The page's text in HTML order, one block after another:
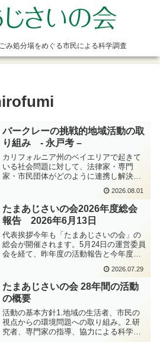
み処分場をめぐる市民による科学調査
バークレーの挑戦的地域活動の取
り組み - 永戸考 –
カリフォルニア州のベイエリアで起きて
いる社会問題に対して、法律家・専門
家・市民団体がどのように連携し解決し
て行くのか、永戸考さんが実際に関わっ
た記録です。永戸考 プロフィール小学校
の頃両親と共に日の出処分場建設反対運
動に参加。弁護士（多摩K...
2026.08.01
たまあじさいの会2026年度総会
報告 2026年6月13日
代表挨拶今年も「たまあじさいの会」の
総会が開催されます。5月24日の運営委員
会を経て、昨年度の活動報告と今年度の
と存じます。これまでの熱意の集積を新
しい方向へ展開する、期待に満ちた総会
です。当会は、日の出...
2026.07.29
たまあじさいの会 28年間の活動
の概要
活動の基本方針1.地域の生活者、市民の
視点からの環境問題への取り組み。2.研
究者、専門家の指導、協力による科学的